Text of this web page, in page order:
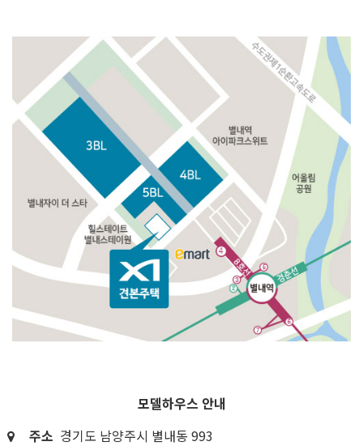
모델하우스 안내
주소 경기도 남양주시 별내동 993